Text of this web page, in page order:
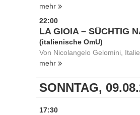
mehr
22:00
LA GIOIA – SÜCHTIG
(italienische OmU)
Von Nicolangelo Gelomini,
mehr
SONNTAG,
17:30